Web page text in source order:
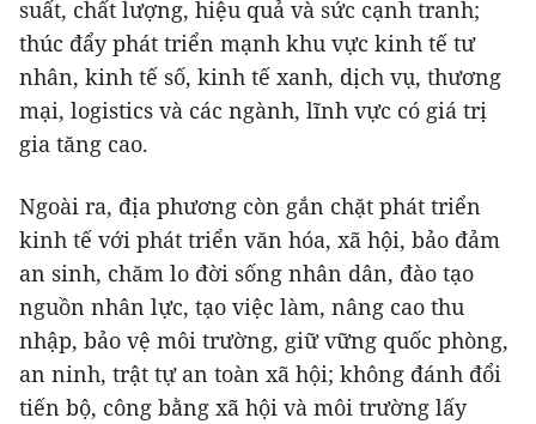
suất, chất lượng, hiệu quả và sức cạnh tranh;
thúc đẩy phát triển mạnh khu vực kinh tế tư
nhân, kinh tế số, kinh tế xanh, dịch vụ, thương
mại, logistics và các ngành, lĩnh vực có giá trị
gia tăng cao.
Ngoài ra, địa phương còn gắn chặt phát triển
kinh tế với phát triển văn hóa, xã hội, bảo đảm
an sinh, chăm lo đời sống nhân dân, đào tạo
nguồn nhân lực, tạo việc làm, nâng cao thu
nhập, bảo vệ môi trường, giữ vững quốc phòng,
an ninh, trật tự an toàn xã hội; không đánh đổi
tiến bộ, công bằng xã hội và môi trường lấy